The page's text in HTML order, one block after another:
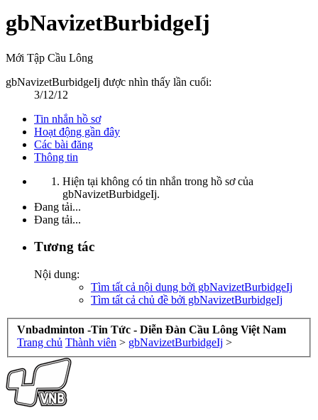
gbNavizetBurbidgeIj
Mới Tập Cầu Lông
gbNavizetBurbidgeIj được nhìn thấy lần cuối:
3/12/12
Tin nhắn hồ sơ
Hoạt động gần đây
Các bài đăng
Thông tin
Hiện tại không có tin nhắn trong hồ sơ của
gbNavizetBurbidgeIj.
Đang tải...
Đang tải...
Tương tác
Nội dung:
Tìm tất cả nội dung bởi gbNavizetBurbidgeIj
Tìm tất cả chủ đề bởi gbNavizetBurbidgeIj
Vnbadminton -Tin Tức - Diễn Đàn Cầu Lông Việt Nam
Trang chủ Thành viên > gbNavizetBurbidgeIj >